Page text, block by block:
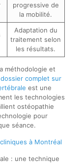
progressive de
la mobilité.
Adaptation du
traitement selon
les résultats.
méthodologie et
complet sur
est une
les technologies
ostéopathie
pour
séance.
à Montréal
: une technique